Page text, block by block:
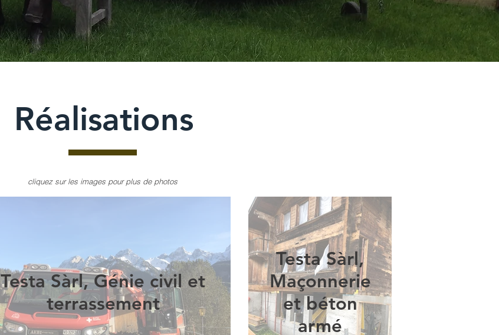
Réalisations
cliquez sur les images pour plus de photos
Testa Sàrl, Génie civil et
terrassement
Testa Sàrl,
Maçonnerie
et béton
armé